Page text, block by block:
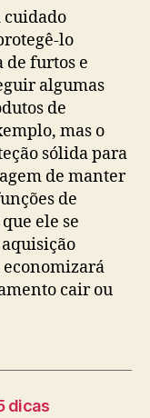
cuidado
lo
de furtos e
algumas
de
mas o
sólida para
de manter
de
ele se
aquisição
economizará
cair ou
dicas